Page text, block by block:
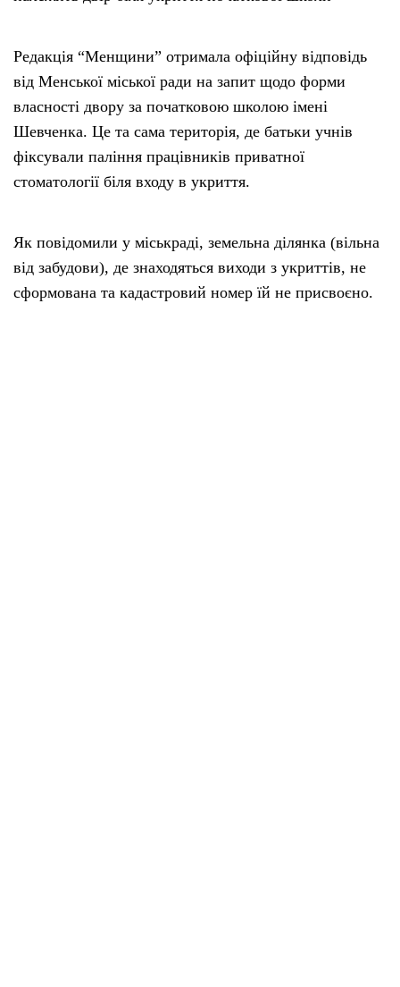
Редакція “Менщини” отримала офіційну відповідь
від Менської міської ради на запит щодо форми
власності двору за початковою школою імені
Шевченка. Це та сама територія, де батьки учнів
фіксували паління працівників приватної
стоматології біля входу в укриття.
Як повідомили у міськраді, земельна ділянка (вільна
від забудови), де знаходяться виходи з укриттів, не
сформована та кадастровий номер їй не присвоєно.